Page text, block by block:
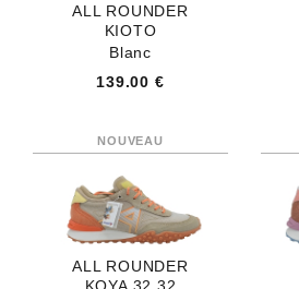
ALL ROUNDER
KIOTO
Blanc
139.00 €
ALL ROUNDER